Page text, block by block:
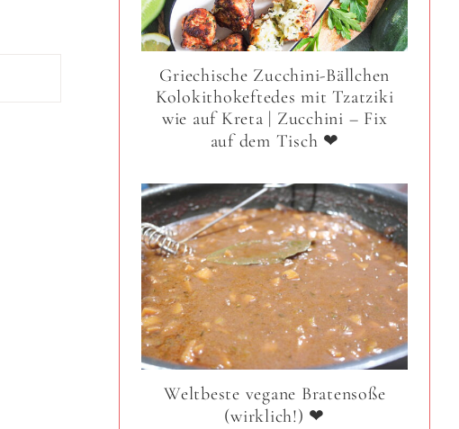
Griechische Zucchini-Bällchen
Kolokithokeftedes mit Tzatziki
wie auf Kreta | Zucchini – Fix
auf dem Tisch ❤
Weltbeste vegane Bratensoße
(wirklich!) ❤